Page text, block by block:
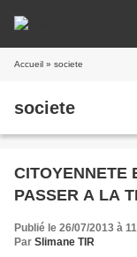
Accueil » societe
societe
CITOYENNETE
PASSER A LA
Publié le 26/07/2013 à
Par Slimane TIR